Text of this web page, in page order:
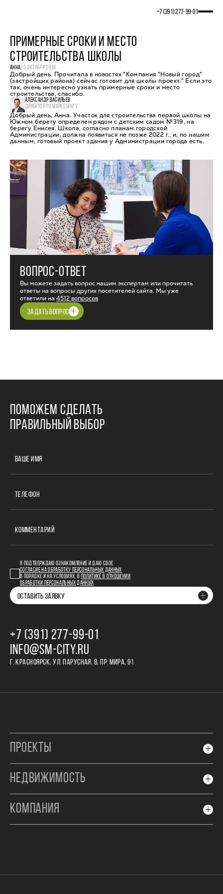
+7 (391) 277‒99‒01
ПРИМЕРНЫЕ СРОКИ И МЕСТО
СТРОИТЕЛЬСТВА ШКОЛЫ
АННА23 ОКТЯБРЯ 2018
Добрый день. Прочитала в новостях "Компания "Новый город"
(застройщик района) сейчас готовит для школы проект." Если это
так, очень интересно узнать примерные сроки и место
строительства, спасибо.
АЛЕКСАНДР ВАСИЛЬЕВ
ДИРЕКТОР ПО МАРКЕТИНГУ
Добрый день, Анна. Участок для строительства первой школы на
Южном берегу определен рядом с детским садом №319, на
берегу Енисея. Школа, согласно планам городской
Администрации, должна появиться не позже 2022 г., и, по нашим
данным, готовый проект здания у Администрации города есть.
ВОПРОС-ОТВЕТ
Вы можете задать вопрос нашим экспертам или прочитать
ответы на вопросы других посетителей сайта. Мы уже
ответили на 4512 вопросов
ЗАДАТЬ ВОПРОС
ПОМОЖЕМ СДЕЛАТЬ
ПРАВИЛЬНЫЙ ВЫБОР
ВАШЕ ИМЯ
ТЕЛЕФОН
КОММЕНТАРИЙ
Я ПОДТВЕРЖДАЮ ОЗНАКОМЛЕНИЕ И ДАЮ СВОЕ
СОГЛАСИЕ НА ОБРАБОТКУ ПЕРСОНАЛЬНЫХ ДАННЫХ
В ПОРЯДКЕ И НА УСЛОВИЯХ, В
ПОЛИТИКЕ В ОТНОШЕНИИ
ОБРАБОТКИ ПЕРСОНАЛЬНЫХ ДАННЫХ
ОСТАВИТЬ ЗАЯВКУ
+7 (391) 277‒99‒01
INFO@SM-CITY.RU
Г. КРАСНОЯРСК, УЛ. ПАРУСНАЯ, 8, ПР. МИРА, 91
ПРОЕКТЫ
НЕДВИЖИМОСТЬ
КОМПАНИЯ